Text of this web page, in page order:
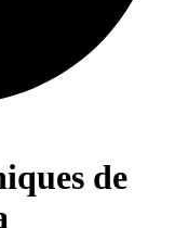
de